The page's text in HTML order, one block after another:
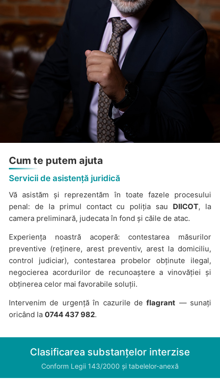
Cum te putem ajuta
Servicii de asistență juridică
Vă asistăm și reprezentăm în toate fazele procesului
penal: de la primul contact cu poliția sau DIICOT, la
camera preliminară, judecata în fond și căile de atac.
Experiența noastră acoperă: contestarea măsurilor
preventive (reținere, arest preventiv, arest la domiciliu,
control judiciar), contestarea probelor obținute ilegal,
negocierea acordurilor de recunoaștere a vinovăției și
obținerea celor mai favorabile soluții.
Intervenim de urgență în cazurile deflagrant — sunați
oricând la 0744 437 982.
Clasificarea substanțelor interzise
Conform Legii 143/2000 și tabelelor-anexă